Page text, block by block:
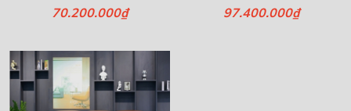
Bò Thượng Hạng, Đẳng
70.200.000₫
Nhưng Đậm Nét Nghệ
97.400.000₫